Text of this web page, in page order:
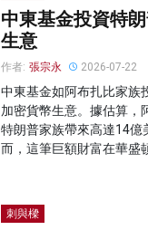
中東基金投資特
生意
作者: 張宗永 2026-07-22
中東基金如阿布扎比家族
加密貨幣生意。據估算，
特朗普家族帶來高達14億
而，這筆巨額財富在華盛
刺與樑